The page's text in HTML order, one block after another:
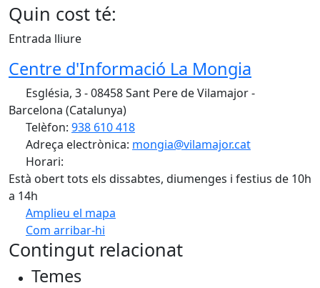
Quin cost té:
Entrada lliure
Centre d'Informació La Mongia
Església, 3 - 08458 Sant Pere de Vilamajor -
Barcelona (Catalunya)
Telèfon: 938 610 418
Adreça electrònica: mongia@vilamajor.cat
Horari:
Està obert tots els dissabtes, diumenges i festius de 10h
a 14h
Amplieu el mapa
Com arribar-hi
+
Contingut relacionat
Temes